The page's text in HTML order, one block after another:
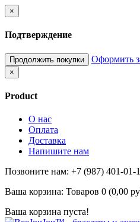
×
Подтверждение
Продолжить покупки Оформить
×
Product
О нас
Оплата
Доставка
Напишите нам
Позвоните нам: +7 (987) 401-01-
Ваша корзина: Товаров 0 (0,00
Ваша корзина пуста!